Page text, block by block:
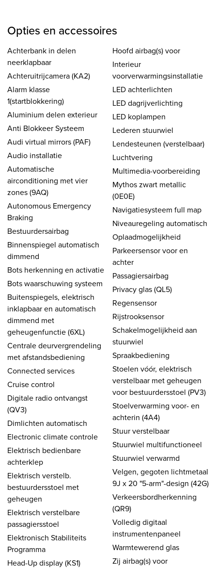
Opties en accessoires
Achterbank in delen
neerklapbaar
Achteruitrijcamera (KA2)
Alarm klasse
1(startblokkering)
Aluminium delen exterieur
Anti Blokkeer Systeem
Audi virtual mirrors (PAF)
Audio installatie
Automatische
airconditioning met vier
zones (9AQ)
Autonomous Emergency
Braking
Bestuurdersairbag
Binnenspiegel automatisch
dimmend
Bots herkenning en activatie
Bots waarschuwing systeem
Buitenspiegels, elektrisch
inklapbaar en automatisch
dimmend met
geheugenfunctie (6XL)
Centrale deurvergrendeling
met afstandsbediening
Connected services
Cruise control
Digitale radio ontvangst
(QV3)
Dimlichten automatisch
Electronic climate controle
Elektrisch bedienbare
achterklep
Elektrisch verstelb.
bestuurdersstoel met
geheugen
Elektrisch verstelbare
passagiersstoel
Elektronisch Stabiliteits
Programma
Head-Up display (KS1)
Hoofd airbag(s) voor
Interieur
voorverwarmingsinstallatie
LED achterlichten
LED dagrijverlichting
LED koplampen
Lederen stuurwiel
Lendesteunen (verstelbaar)
Luchtvering
Multimedia-voorbereiding
Mythos zwart metallic
(0E0E)
Navigatiesysteem full map
Niveauregeling automatisch
Oplaadmogelijkheid
Parkeersensor voor en
achter
Passagiersairbag
Privacy glas (QL5)
Regensensor
Rijstrooksensor
Schakelmogelijkheid aan
stuurwiel
Spraakbediening
Stoelen vóór, elektrisch
verstelbaar met geheugen
voor bestuurdersstoel (PV3)
Stoelverwarming voor- en
achterin (4A4)
Stuur verstelbaar
Stuurwiel multifunctioneel
Stuurwiel verwarmd
Velgen, gegoten lichtmetaal
9J x 20 "5-arm"-design (42G)
Verkeersbordherkenning
(QR9)
Volledig digitaal
instrumentenpaneel
Warmtewerend glas
Zij airbag(s) voor